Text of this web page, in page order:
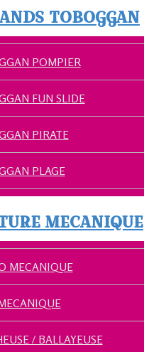
TOBOGGAN
POMPIER
FUN SLIDE
PIRATE
PLAGE
MECANIQUE
MECANIQUE
/ BALLAYEUSE